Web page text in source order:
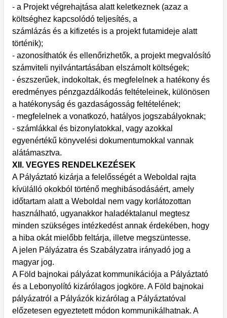
- a Projekt végrehajtása alatt keletkeznek (azaz a
költséghez kapcsolódó teljesítés, a
számlázás és a kifizetés is a projekt futamideje alatt
történik);
- azonosíthatók és ellenőrizhetők, a projekt megvalósító
számviteli nyilvántartásában elszámolt költségek;
- észszerűek, indokoltak, és megfelelnek a hatékony és
eredményes pénzgazdálkodás feltételeinek, különösen
a hatékonyság és gazdaságosság feltételének;
- megfelelnek a vonatkozó, hatályos jogszabályoknak;
- számlákkal és bizonylatokkal, vagy azokkal
egyenértékű könyvelési dokumentumokkal vannak
alátámasztva.
XII. VEGYES RENDELKEZÉSEK
A Pályáztató kizárja a felelősségét a Weboldal rajta
kívülálló okokból történő meghibásodásáért, amely
időtartam alatt a Weboldal nem vagy korlátozottan
használható, ugyanakkor haladéktalanul megtesz
minden szükséges intézkedést annak érdekében, hogy
a hiba okát mielőbb feltárja, illetve megszüntesse.
A jelen Pályázatra és Szabályzatra irányadó jog a
magyar jog.
A Föld bajnokai pályázat kommunikációja a Pályáztató
és a Lebonyolító kizárólagos jogköre. A Föld bajnokai
pályázatról a Pályázók kizárólag a Pályáztatóval
előzetesen egyeztetett módon kommunikálhatnak. A